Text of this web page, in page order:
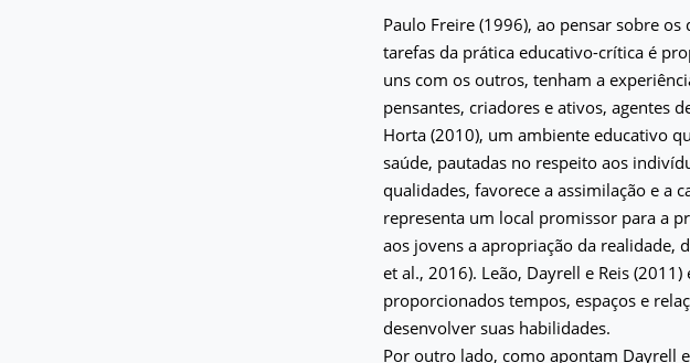
Paulo Freire (1996), ao pensar sobre
tarefas da prática educativo-crítica é
uns com os outros, tenham a
pensantes, criadores e ativos, agentes
Horta (2010), um ambiente educativo
saúde, pautadas no respeito aos
qualidades, favorece a assimilação e a
representa um local promissor para a
aos jovens a apropriação da realidade,
et al., 2016). Leão, Dayrell e Reis
proporcionados tempos, espaços e
desenvolver suas habilidades.
Por outro lado, como apontam Dayrell